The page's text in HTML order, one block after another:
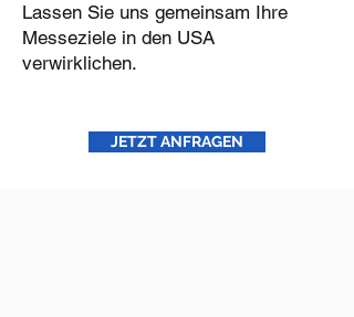
Lassen Sie uns gemeinsam Ihre
Messeziele in den USA
verwirklichen.
JETZT ANFRAGEN